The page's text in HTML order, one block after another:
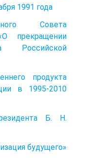
1991 года
Совета
прекращении
Российской
продукта
в 1995-2010
Б. Н.
будущего»